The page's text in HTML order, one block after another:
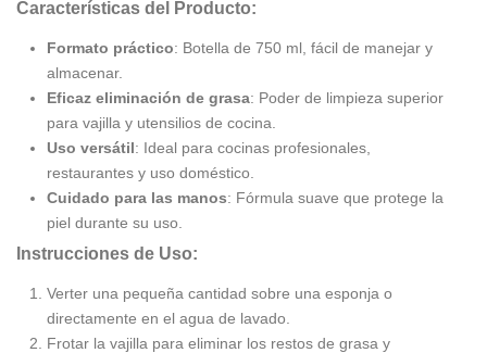
Características del Producto:
Formato práctico: Botella de 750 ml, fácil de manejar y
almacenar.
Eficaz eliminación de grasa: Poder de limpieza superior
para vajilla y utensilios de cocina.
Uso versátil: Ideal para cocinas profesionales,
restaurantes y uso doméstico.
Cuidado para las manos: Fórmula suave que protege la
piel durante su uso.
Instrucciones de Uso:
Verter una pequeña cantidad sobre una esponja o
directamente en el agua de lavado.
Frotar la vajilla para eliminar los restos de grasa y